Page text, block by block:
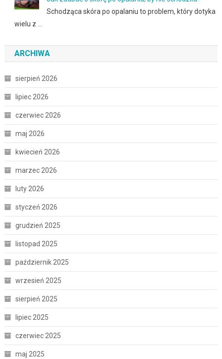
Schodząca skóra po opalaniu to problem, który dotyka
wielu z …
ARCHIWA
sierpień 2026
lipiec 2026
czerwiec 2026
maj 2026
kwiecień 2026
marzec 2026
luty 2026
styczeń 2026
grudzień 2025
listopad 2025
październik 2025
wrzesień 2025
sierpień 2025
lipiec 2025
czerwiec 2025
maj 2025